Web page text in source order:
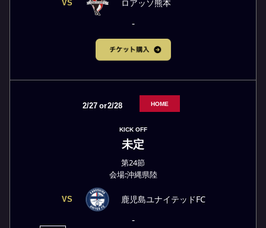
VS ロアッソ熊本
-
2/27 or2/28 HOME
KICK OFF
未定
第24節
会場:沖縄県陸
VS 鹿児島ユナイテッドFC
-